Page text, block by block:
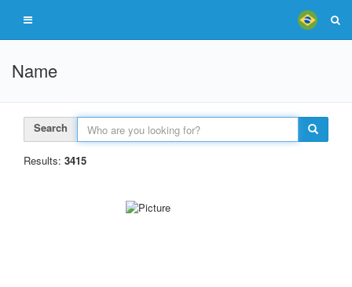
Name
Search
Results: 3415